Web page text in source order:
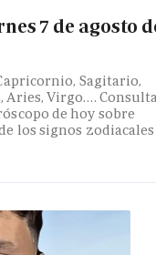
7 de agosto
Sagitario,
Aries, Virgo….
de hoy sobre
los signos zodiacales